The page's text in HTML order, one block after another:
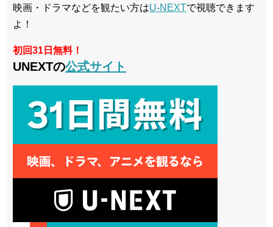
映画・ドラマなどを観たい方はU-NEXTで視聴できます
よ！
初回31日無料！
UNEXTの公式サイト